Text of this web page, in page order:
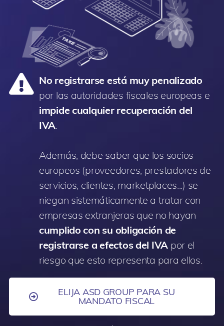
No registrarse está muy penalizado
por las autoridades fiscales europeas e
impide cualquier recuperación del
IVA.
Además, debe saber que los socios
europeos (proveedores, prestadores de
servicios, clientes, marketplaces...) se
niegan sistemáticamente a tratar con
empresas extranjeras que no hayan
cumplido con su obligación de
registrarse a efectos del IVA por el
riesgo que esto representa para ellos.
ELIJA ASD GROUP PARA SU
MANDATO FISCAL